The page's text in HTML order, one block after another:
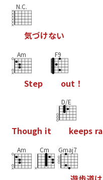
N.C.
気づけない
Am
Step
F9
out！
Though it
D/E
keeps ra
Am Cm Gmaj7